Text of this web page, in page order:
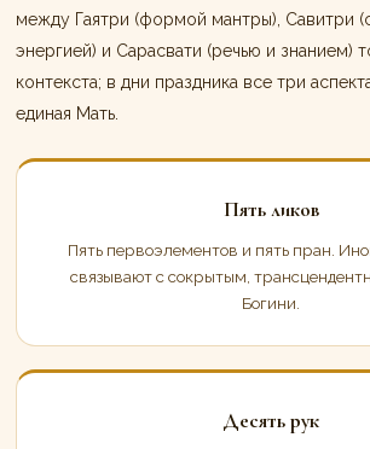
между Гаятри (формой мантры), Савитри
энергией) и Сарасвати (речью и знанием)
контекста; в дни праздника все три
единая Мать.
Пять ликов
Пять первоэлементов и пять пран.
связывают с сокрытым,
Богини.
Десять рук